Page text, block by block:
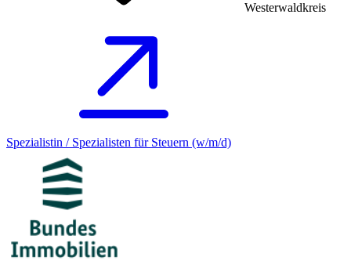
Westerwaldkreis
Spezialistin / Spezialisten für Steuern (w/m/d)